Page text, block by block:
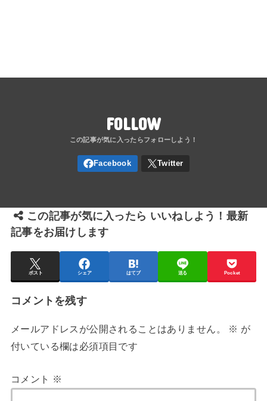
FOLLOW
この記事が気に入ったら いいねしよう！最新
記事をお届けします
ポスト シェア はてブ 送る Pocket
コメントを残す
メールアドレスが公開されることはありません。 ※ が
付いている欄は必須項目です
コメント ※